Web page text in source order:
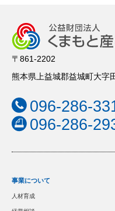
〒861-2202
熊本県上益城郡益城町大字
096-286-
096-286-
事業について
人材育成